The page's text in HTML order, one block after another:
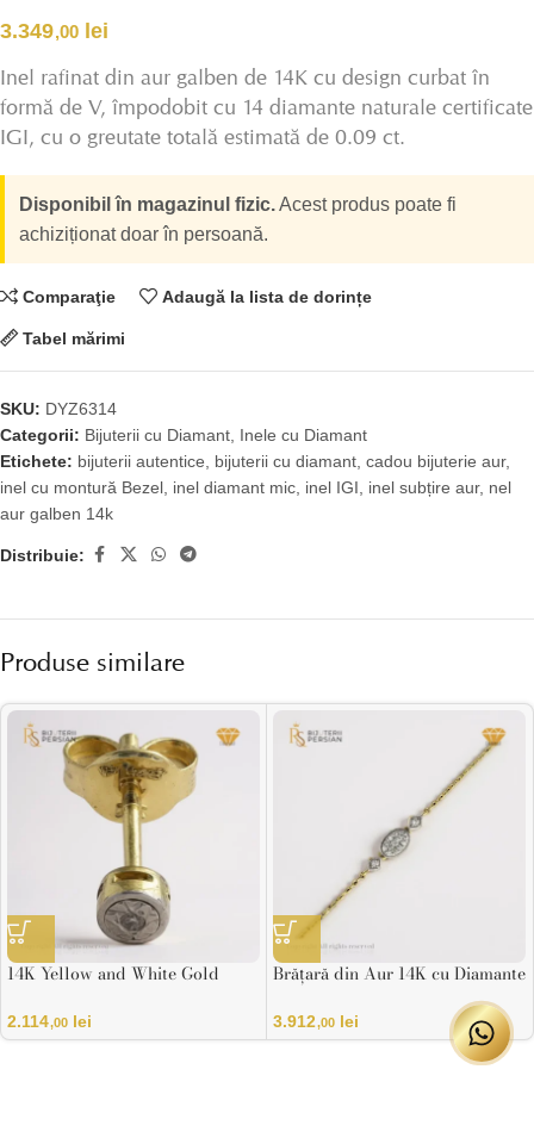
3.349,00 lei
Inel rafinat din aur galben de 14K cu design curbat în
formă de V, împodobit cu 14 diamante naturale certificate
IGI, cu o greutate totală estimată de 0.09 ct.
Disponibil în magazinul fizic.Acest produs poate fi
achiziționat doar în persoană.
Comparaţie Adaugă la lista de dorințe
Tabel mărimi
SKU: DYZ6314
Categorii: Bijuterii cu Diamant Inele cu Diamant
Etichete: bijuterii autentice bijuterii cu diamant cadou bijuterie aur,
inel cu montură Bezel inel diamant mic inel IGI inel subțire aur, nel
aur galben 14k
Distribuie:
Produse similare
14K Yellow and White Gold
Certificate
2.114,00 lei
Brățară din Aur 14K cu Diamante
3.912,00 lei